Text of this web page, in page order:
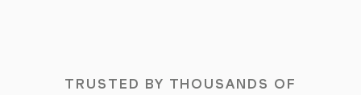
TRUSTED BY THOUSANDS OF